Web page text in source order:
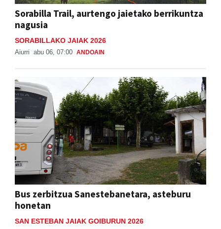
Sorabilla Trail, aurtengo jaietako berrikuntza
nagusia
SORABILLAKO JAIAK 2026
Aiurri abu 06, 07:00 ANDOAIN
Bus zerbitzua Sanestebanetara, asteburu
honetan
SAN ESTEBAN JAIAK GOIBURUN 2026